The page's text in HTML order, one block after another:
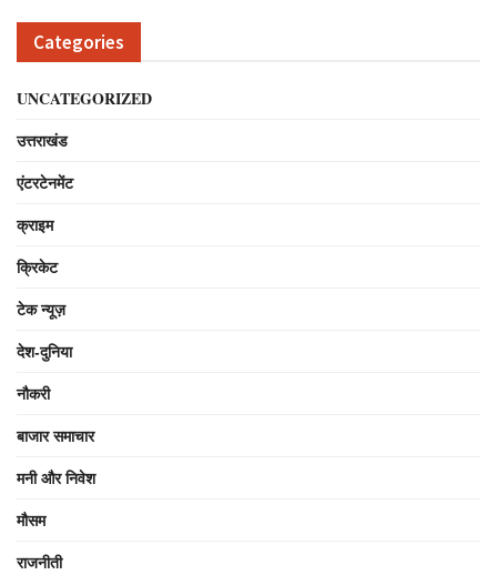
Categories
UNCATEGORIZED
उत्तराखंड
एंटरटेनमेंट
क्राइम
क्रिकेट
टेक न्यूज़
देश-दुनिया
नौकरी
बाजार समाचार
मनी और निवेश
मौसम
राजनीती